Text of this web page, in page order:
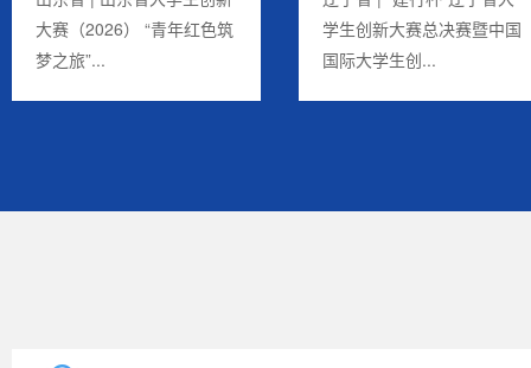
大赛（2026） “青年红色筑
梦之旅”...
学生创新大赛总决赛暨中国
国际大学生创...